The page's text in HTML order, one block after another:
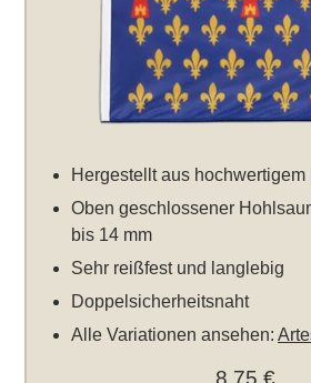
Hergestellt aus
Oben geschlossener
bis 14 mm
Sehr reißfest und langlebig
Doppelsicherheitsnaht
Alle Variationen ansehen:
8,75 €